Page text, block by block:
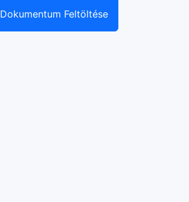
Dokumentum Feltöltése